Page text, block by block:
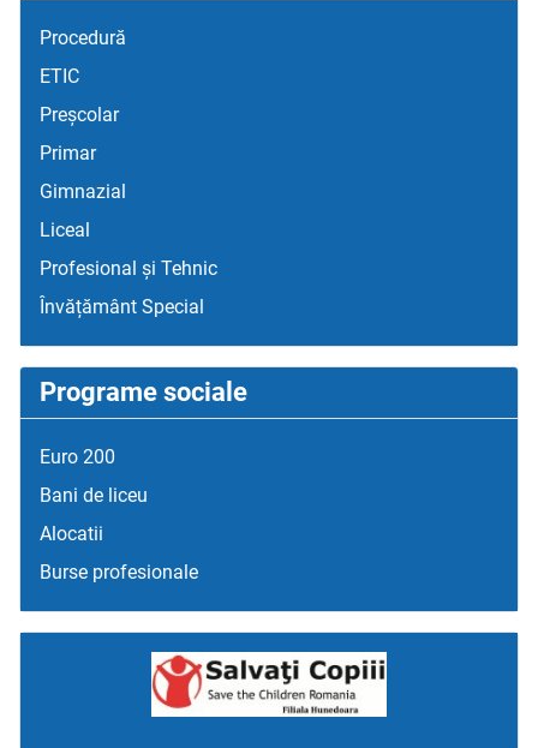
Procedură
ETIC
Preșcolar
Primar
Gimnazial
Liceal
Profesional și Tehnic
Învățământ Special
Programe sociale
Euro 200
Bani de liceu
Alocatii
Burse profesionale